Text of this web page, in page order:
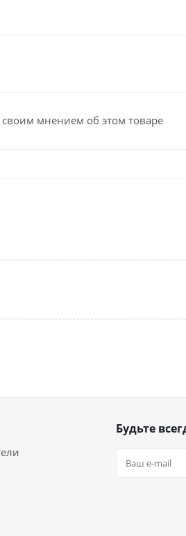
мнением об этом товаре
Будьте